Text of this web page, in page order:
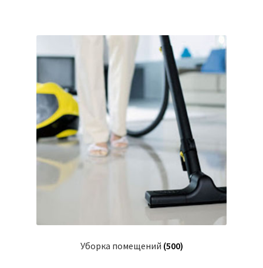
Уборка помещений (500)